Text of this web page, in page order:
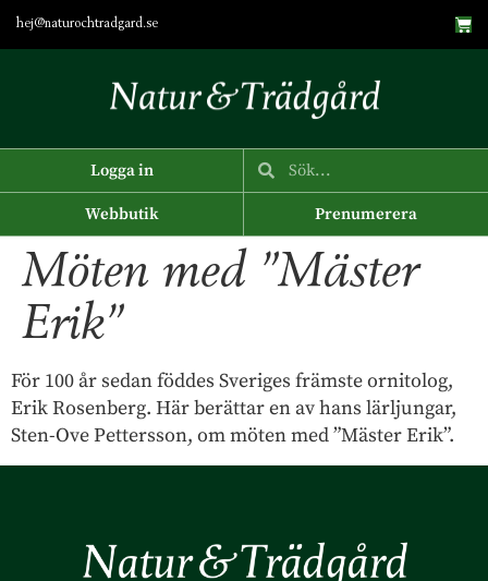
hej@naturochtradgard.se
Logga in
Webbutik Prenumerera
Möten med ”Mäster
Erik”
För 100 år sedan föddes Sveriges främste ornitolog,
Erik Rosenberg. Här berättar en av hans lärljungar,
Sten-Ove Pettersson, om möten med ”Mäster Erik”.